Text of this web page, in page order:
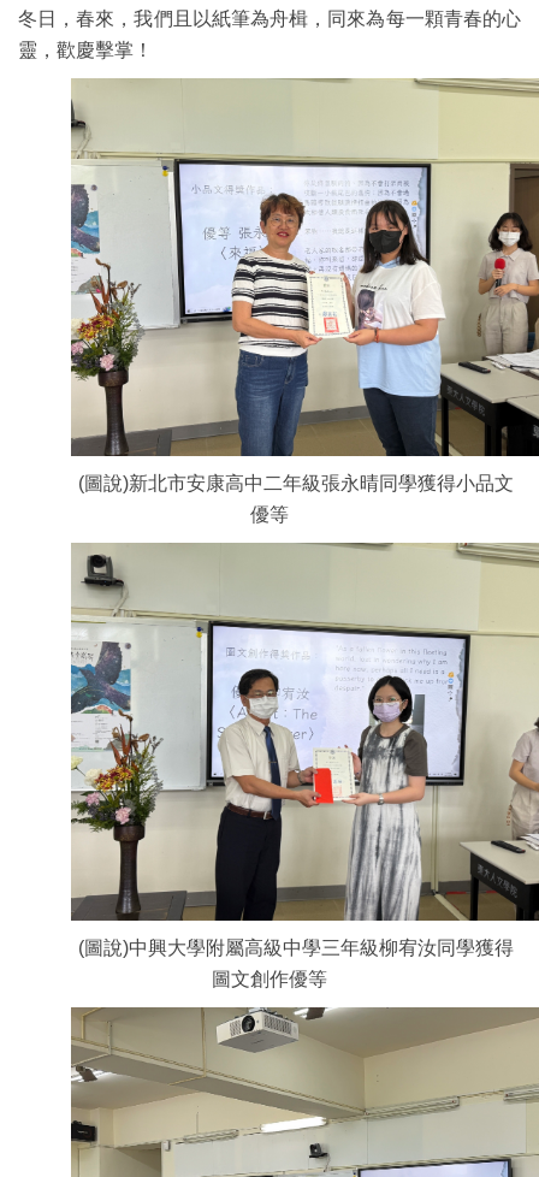
冬日，春來，我們且以紙筆為舟楫，同來為每一顆青春的心
靈，歡慶擊掌！
(圖說)新北市安康高中二年級張永晴同學獲得小品文
優等
(圖說)中興大學附屬高級中學三年級柳宥汝同學獲得
圖文創作優等